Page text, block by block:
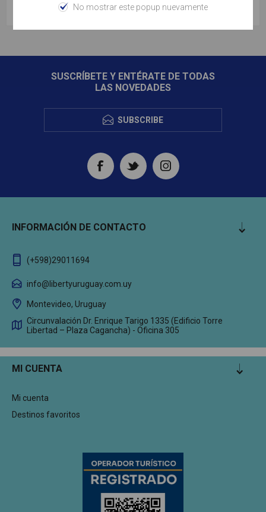
SUSCRÍBETE Y ENTÉRATE DE TODAS
LAS NOVEDADES
SUBSCRIBE
INFORMACIÓN DE CONTACTO
(+598)29011694
info@libertyuruguay.com.uy
Montevideo, Uruguay
Circunvalación Dr. Enrique Tarigo 1335 (Edificio Torre
Libertad – Plaza Cagancha) - Oficina 305
MI CUENTA
Mi cuenta
Destinos favoritos
No mostrar este popup nuevamente